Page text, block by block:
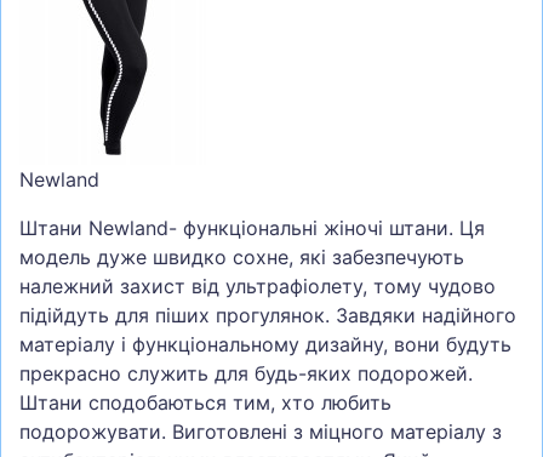
Newland
Штани Newland- функціональні жіночі штани. Ця
модель дуже швидко сохне, які забезпечують
належний захист від ультрафіолету, тому чудово
підійдуть для піших прогулянок. Завдяки надійного
матеріалу і функціональному дизайну, вони будуть
прекрасно служить для будь-яких подорожей.
Штани сподобаються тим, хто любить
подорожувати. Виготовлені з міцного матеріалу з